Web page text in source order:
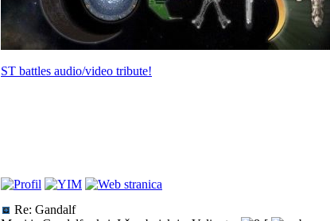
ST battles audio/video tribute!
Re: Gandalf